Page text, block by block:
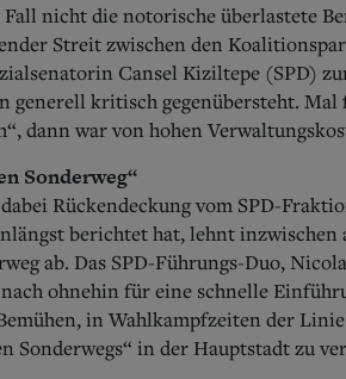
nicht die notorische überlastete
Streit zwischen den
Cansel Kiziltepe (SPD)
generell kritisch gegenübersteht.
dann war von hohen
Sonderweg“
Rückendeckung vom SPD-
berichtet hat, lehnt inzwischen
ab. Das SPD-Führungs-Duo,
ohnehin für eine schnelle
in Wahlkampfzeiten der
Sonderwegs“ in der Hauptstadt zu